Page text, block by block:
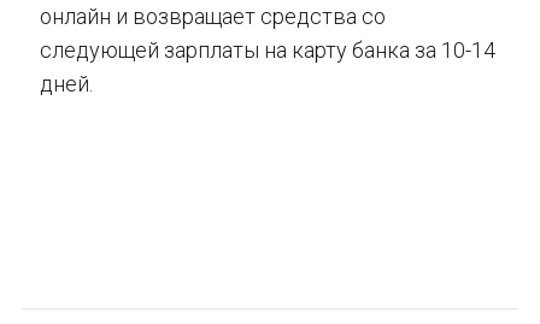
онлайн и возвращает средства со
следующей зарплаты на карту банка за 10-14
дней.